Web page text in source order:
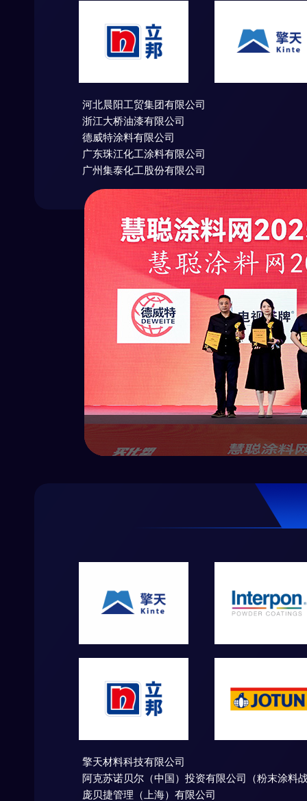
河北晨阳工贸集团有限公司
浙江大桥油漆有限公司
德威特涂料有限公司
广东珠江化工涂料有限公司
广州集泰化工股份有限公司
术与独
境，贡献
为
擎天材料科技有限公司
阿克苏诺贝尔（中国）投资有限公司（粉末涂料
庞贝捷管理（上海）有限公司